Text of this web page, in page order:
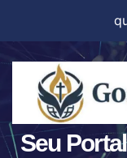
content
Seu